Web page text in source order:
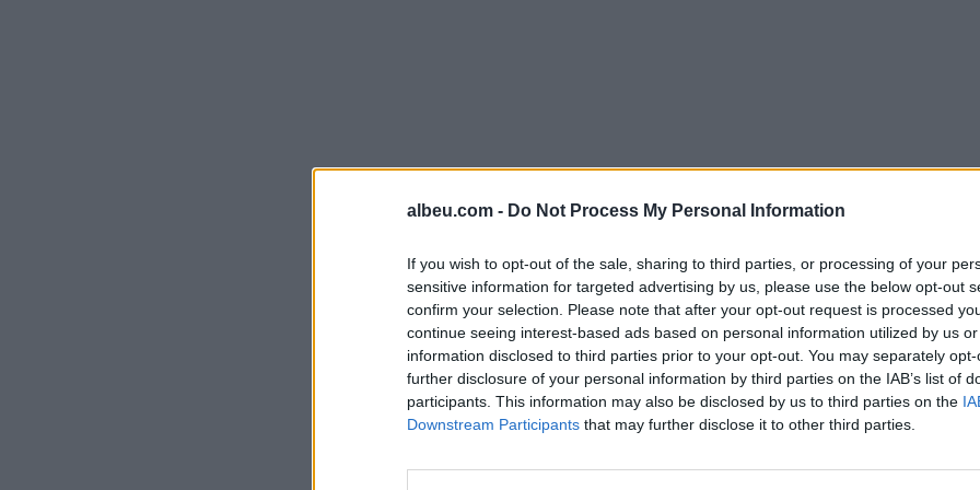
albeu.com - Do Not Process My Personal Information
If you wish to opt-out of the sale, sharing to third parties, or processing of your
sensitive information for targeted advertising by us, please use the below opt-out
confirm your selection. Please note that after your opt-out request is processed
continue seeing interest-based ads based on personal information utilized by us
information disclosed to third parties prior to your opt-out. You may separately
further disclosure of your personal information by third parties on the IAB’s list of
participants. This information may also be disclosed by us to third parties on the
Downstream Participants that may further disclose it to other third parties.